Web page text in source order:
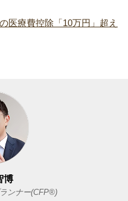
医療費控除「10万円」超え
博
ンナー(CFP®)